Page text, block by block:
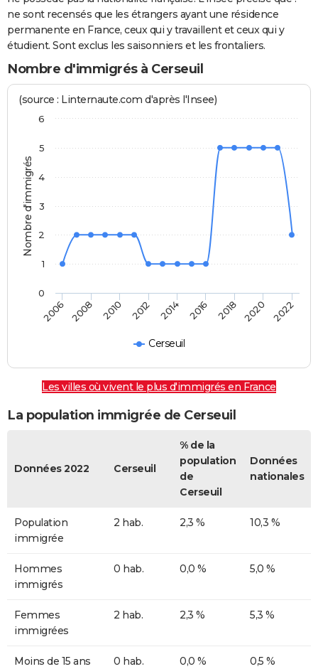
ne sont recensés que les étrangers ayant une résidence
permanente en France, ceux qui y travaillent et ceux qui y
étudient. Sont exclus les saisonniers et les frontaliers.
Nombre d'immigrés à Cerseuil
Nombre d'immigrés
(source : Linternaute.com d'après l'Insee)
Cerseuil
2006 2008 2010 2012 2014 2016 2018 2020 2022
0
1
2
3
4
5
6
Les villes où vivent le plus d'immigrés en France
La population immigrée de Cerseuil
Données 2022 Cerseuil
% de la
population
de
Cerseuil
Données
nationales
Population
immigrée
2 hab. 2,3 % 10,3 %
Hommes
immigrés
0 hab. 0,0 % 5,0 %
Femmes
immigrées
2 hab. 2,3 % 5,3 %
Moins de 15 ans
0 hab. 0,0 % 0,5 %